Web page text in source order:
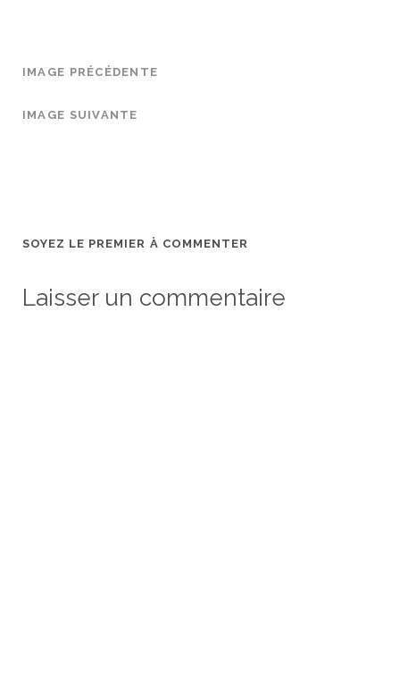
IMAGE PRÉCÉDENTE
IMAGE SUIVANTE
SOYEZ LE PREMIER À COMMENTER
Laisser un commentaire